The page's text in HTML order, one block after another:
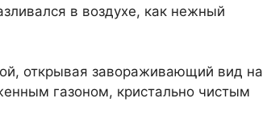
в воздухе, как нежный
открывая завораживающий вид на
газоном, кристально чистым